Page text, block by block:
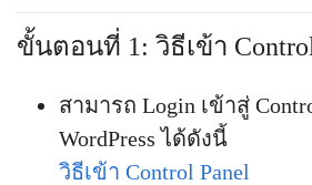
ขั้นตอนที่ 1: วิธีเข้า
สามารถ Login เข้าสู่
WordPress ได้ดังนี้
วิธีเข้า Control Panel